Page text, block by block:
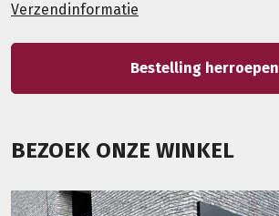
Verzendinformatie
Bestelling herroepen
BEZOEK ONZE WINKEL